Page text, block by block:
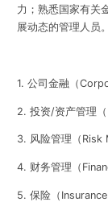
力；熟悉国家有关
展动态的管理人员
1. 公司金融（
2. 投资/资产管理
3. 风险管理（Risk
4. 财务管理（
5. 保险（Insurance